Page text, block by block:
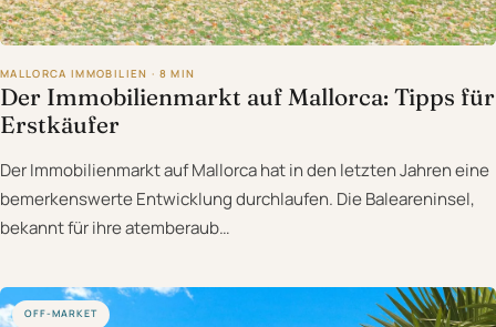
MALLORCA IMMOBILIEN · 8 MIN
Der Immobilienmarkt auf Mallorca: Tipps für
Erstkäufer
Der Immobilienmarkt auf Mallorca hat in den letzten Jahren eine
bemerkenswerte Entwicklung durchlaufen. Die Baleareninsel,
bekannt für ihre atemberaub…
OFF-MARKET